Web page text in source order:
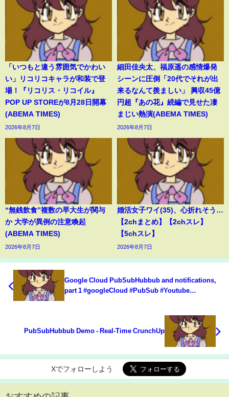
「いつもと違う雰囲気でかわい
い」リコリコキャラが和装で登
場！『リコリス・リコイル』
POP UP STOREが8月28日開幕
(ABEMA TIMES)
2026年8月7日
細田佳央太、福原遥の感情爆発
シーンに圧倒「20代でそれが出
来るなんて羨ましい」 興収45億
円超『あの花』続編で見せた凄
まじい熱演(ABEMA TIMES)
2026年8月7日
“無銭飲食”複数の早大生が関与
か 大学が異例の注意喚起
(ABEMA TIMES)
2026年8月7日
婚活女子ワイ(35)、心折れそう…
【2chまとめ】【2chスレ】
【5chスレ】
2026年8月7日
Google Cloud PubSubHubbub and notifications,
part 1 #googleCloud #PubSub #Youtube
PubSubHubbub Demo - Real-Time CrunchUp
Xでフォローしよう